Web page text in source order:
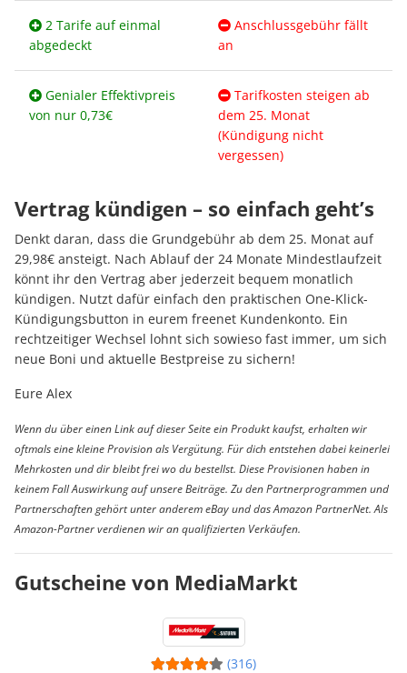
2 Tarife auf einmal
abgedeckt
Anschlussgebühr fällt
an
Genialer Effektivpreis
von nur 0,73€
Tarifkosten steigen ab
dem 25. Monat
(Kündigung nicht
vergessen)
Vertrag kündigen – so einfach geht’s
Denkt daran, dass die Grundgebühr ab dem 25. Monat auf
29,98€ ansteigt. Nach Ablauf der 24 Monate Mindestlaufzeit
könnt ihr den Vertrag aber jederzeit bequem monatlich
kündigen. Nutzt dafür einfach den praktischen One-Klick-
Kündigungsbutton in eurem freenet Kundenkonto. Ein
rechtzeitiger Wechsel lohnt sich sowieso fast immer, um sich
neue Boni und aktuelle Bestpreise zu sichern!
Eure Alex
Wenn du über einen Link auf dieser Seite ein Produkt kaufst, erhalten wir
oftmals eine kleine Provision als Vergütung. Für dich entstehen dabei keinerlei
Mehrkosten und dir bleibt frei wo du bestellst. Diese Provisionen haben in
keinem Fall Auswirkung auf unsere Beiträge. Zu den Partnerprogrammen und
Partnerschaften gehört unter anderem eBay und das Amazon PartnerNet. Als
Amazon-Partner verdienen wir an qualifizierten Verkäufen.
Gutscheine von MediaMarkt
(316)